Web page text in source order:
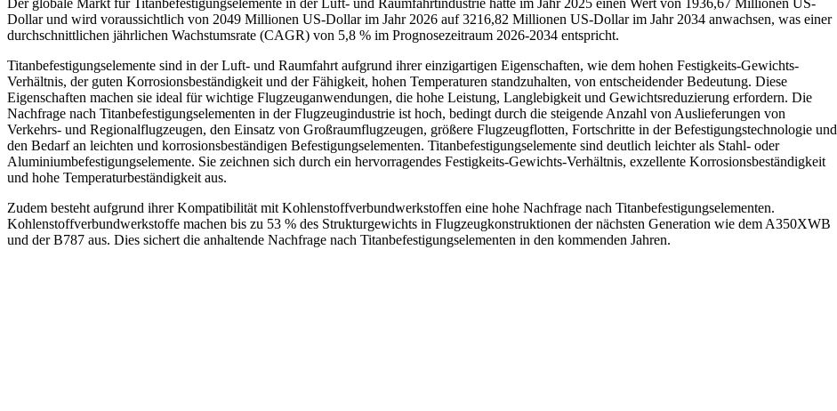
Dollar und wird voraussichtlich von 2049 Millionen US-Dollar im Jahr 2026 auf 3216,82 Millionen US-Dollar im Jahr 2034 anwachsen, was einer
durchschnittlichen jährlichen Wachstumsrate (CAGR) von 5,8 % im Prognosezeitraum 2026-2034 entspricht.
Titanbefestigungselemente sind in der Luft- und Raumfahrt aufgrund ihrer einzigartigen Eigenschaften, wie dem hohen Festigkeits-Gewichts-
Verhältnis, der guten Korrosionsbeständigkeit und der Fähigkeit, hohen Temperaturen standzuhalten, von entscheidender Bedeutung. Diese
Eigenschaften machen sie ideal für wichtige Flugzeuganwendungen, die hohe Leistung, Langlebigkeit und Gewichtsreduzierung erfordern. Die
Nachfrage nach Titanbefestigungselementen in der Flugzeugindustrie ist hoch, bedingt durch die steigende Anzahl von Auslieferungen von
Verkehrs- und Regionalflugzeugen, den Einsatz von Großraumflugzeugen, größere Flugzeugflotten, Fortschritte in der Befestigungstechnologie und
den Bedarf an leichten und korrosionsbeständigen Befestigungselementen. Titanbefestigungselemente sind deutlich leichter als Stahl- oder
Aluminiumbefestigungselemente. Sie zeichnen sich durch ein hervorragendes Festigkeits-Gewichts-Verhältnis, exzellente Korrosionsbeständigkeit
und hohe Temperaturbeständigkeit aus.
Zudem besteht aufgrund ihrer Kompatibilität mit Kohlenstoffverbundwerkstoffen eine hohe Nachfrage nach Titanbefestigungselementen.
Kohlenstoffverbundwerkstoffe machen bis zu 53 % des Strukturgewichts in Flugzeugkonstruktionen der nächsten Generation wie dem A350XWB
und der B787 aus. Dies sichert die anhaltende Nachfrage nach Titanbefestigungselementen in den kommenden Jahren.